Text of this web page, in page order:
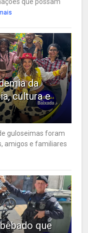
da
cultura e
guloseimas foram
amigos e familiares
que